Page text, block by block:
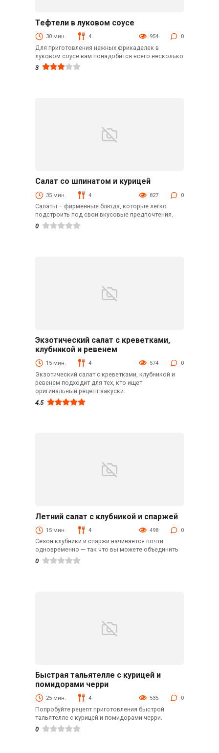
Вторые блюда
Тефтели в луковом соусе
30 мин. 4 954 0
Для приготовления нежных фрикаделек в
луковом соусе вам понадобится всего несколько
3
Салат со шпинатом и курицей
35 мин. 4 827 0
Салаты – фирменные блюда, которые легко
подстроить под свои вкусовые предпочтения.
0
Быстрые рецепты
Экзотический салат с креветками,
клубникой и ревенем
15 мин. 4 574 0
Экзотический салат с креветками, клубникой и
ревенем подходит для тех, кто ищет
оригинальный рецепт закуски.
4.5
Летний салат с клубникой и спаржей
15 мин. 4 498 0
Сезон клубники и спаржи начинается почти
одновременно — так что вы можете объединить
0
Вторые блюда
Быстрая тальятелле с курицей и
помидорами черри
25 мин. 4 535 0
Попробуйте рецепт приготовления быстрой
тальятелле с курицей и помидорами черри.
0